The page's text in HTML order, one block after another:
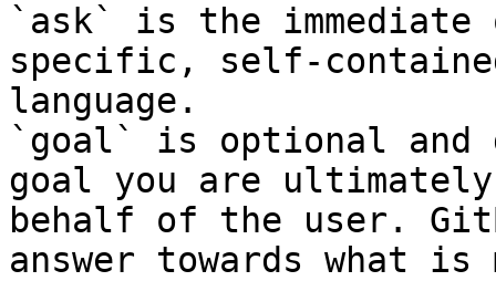
`ask` is the
specific, self-
language.
`goal` is optional and
goal you are
behalf of the user.
answer towards what